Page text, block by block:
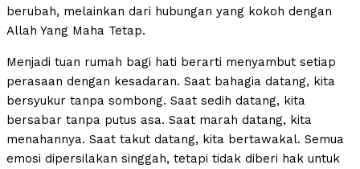
berubah, melainkan dari hubungan yang kokoh dengan
Allah Yang Maha Tetap.
Menjadi tuan rumah bagi hati berarti menyambut setiap
perasaan dengan kesadaran. Saat bahagia datang, kita
bersyukur tanpa sombong. Saat sedih datang, kita
bersabar tanpa putus asa. Saat marah datang, kita
menahannya. Saat takut datang, kita bertawakal. Semua
emosi dipersilakan singgah, tetapi tidak diberi hak untuk